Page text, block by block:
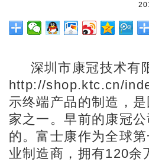
深圳市康冠技术有
http://shop.ktc.cn/
示终端产品的制造，
家之一。早前的康冠
的。富士康作为全球
业制造商，拥有120